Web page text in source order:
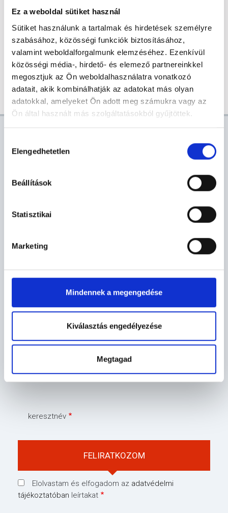
Ez a weboldal sütiket használ
Sütiket használunk a tartalmak és hirdetések személyre
szabásához, közösségi funkciók biztosításához,
valamint weboldalforgalmunk elemzéséhez. Ezenkívül
közösségi média-, hirdető- és elemező partnereinkkel
megosztjuk az Ön weboldalhasználatra vonatkozó
adatait, akik kombinálhatják az adatokat más olyan
adatokkal, amelyeket Ön adott meg számukra vagy az
Ön által használt más szolgáltatásokból gyűjtöttek.
kiválasztása
Elengedhetetlen
Beállítások
Statisztikai
Marketing
Mindennek a megengedése
Kiválasztás engedélyezése
Megtagad
Ifj. Gyurián Zoltán (2022)
Gróf Anikó (2021)
Kutas Enikő (2020)
ShareFacebook
TwitterEmail
AKTUÁLIS
E-PAPÍR
keresztnév
Elolvastam és elfogadom az adatvédelmi
tájékoztatóban leírtakat